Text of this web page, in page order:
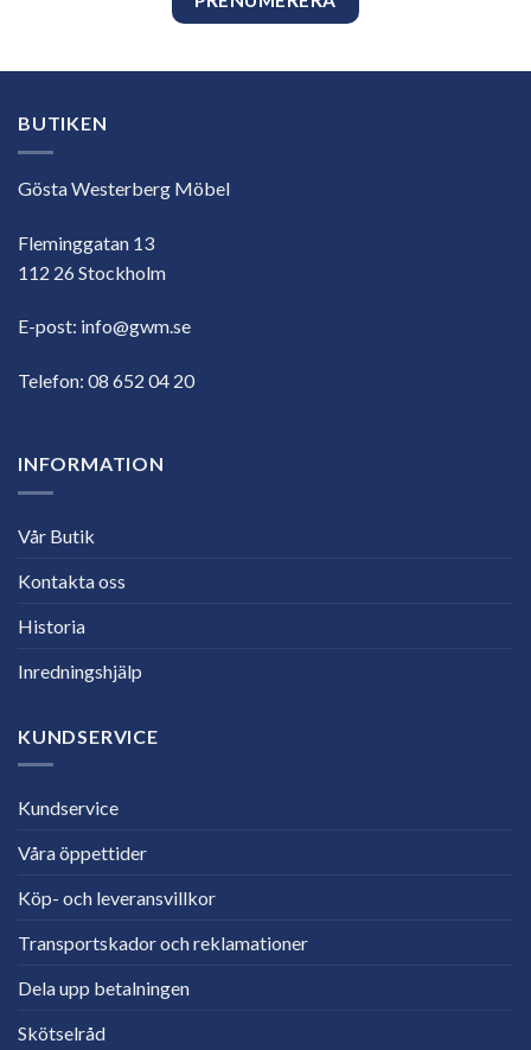
BUTIKEN
Gösta Westerberg Möbel
Fleminggatan 13
112 26 Stockholm
E-post: info@gwm.se
Telefon: 08 652 04 20
INFORMATION
Vår Butik
Kontakta oss
Historia
Inredningshjälp
KUNDSERVICE
Kundservice
Våra öppettider
Köp- och leveransvillkor
Transportskador och reklamationer
Dela upp betalningen
Skötselråd